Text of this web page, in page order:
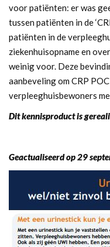
voor patiënten: er was
tussen patiënten in de
patiënten in de
ziekenhuisopname en
weinig voor. Deze
aanbeveling om CRP
verpleeghuisbewoners
Dit kennisproduct is
Geactualiseerd op 29